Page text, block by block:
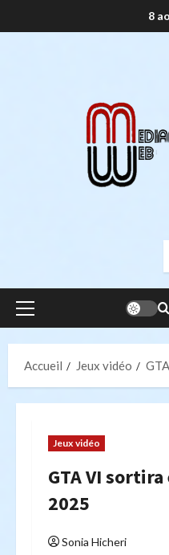
au
8
Menu
Accueil Jeux vidéo
Jeux vidéo
GTA VI sortira
2025
Sonia Hicheri